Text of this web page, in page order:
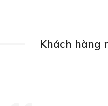
Khách hàng